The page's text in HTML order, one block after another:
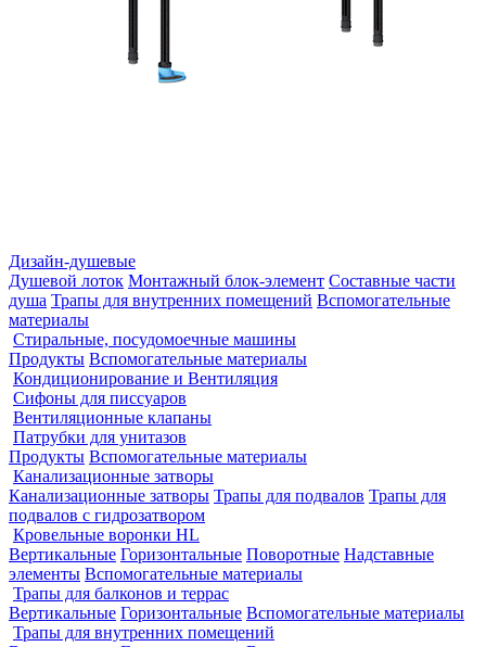
Дизайн-душевые
Душевой лоток Монтажный блок-элемент Составные части
душа Трапы для внутренних помещений Вспомогательные
материалы
Стиральные, посудомоечные машины
Продукты Вспомогательные материалы
Кондиционирование и Вентиляция
Сифоны для писсуаров
Вентиляционные клапаны
Патрубки для унитазов
Продукты Вспомогательные материалы
Канализационные затворы
Канализационные затворы Трапы для подвалов Трапы для
подвалов с гидрозатвором
Кровельные воронки HL
Вертикальные Горизонтальные Поворотные Надставные
элементы Вспомогательные материалы
Трапы для балконов и террас
Вертикальные Горизонтальные Вспомогательные материалы
Трапы для внутренних помещений